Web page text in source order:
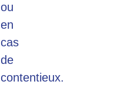
ou
en
cas
de
contentieux.